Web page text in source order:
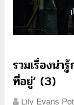
รวมเรื่องน่า
ที่อยู่’ (3)
Lily Evans